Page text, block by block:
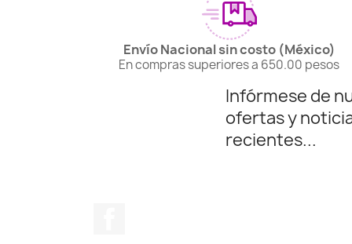
Envío Nacional sin costo (México)
En compras superiores a 650.00 pesos
Infórmese de
ofertas y
recientes...